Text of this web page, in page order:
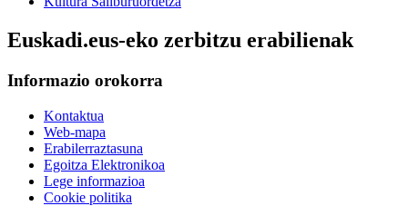
Euskadi.eus-eko zerbitzu erabilienak
Informazio orokorra
Kontaktua
Web-mapa
Erabilerraztasuna
Egoitza Elektronikoa
Lege informazioa
Cookie politika